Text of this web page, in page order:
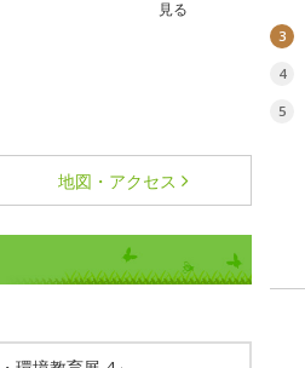
見る
地図・アクセス
3
4
5